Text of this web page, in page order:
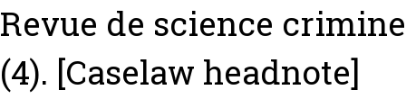
Revue de science
(4). [Caselaw headnote]